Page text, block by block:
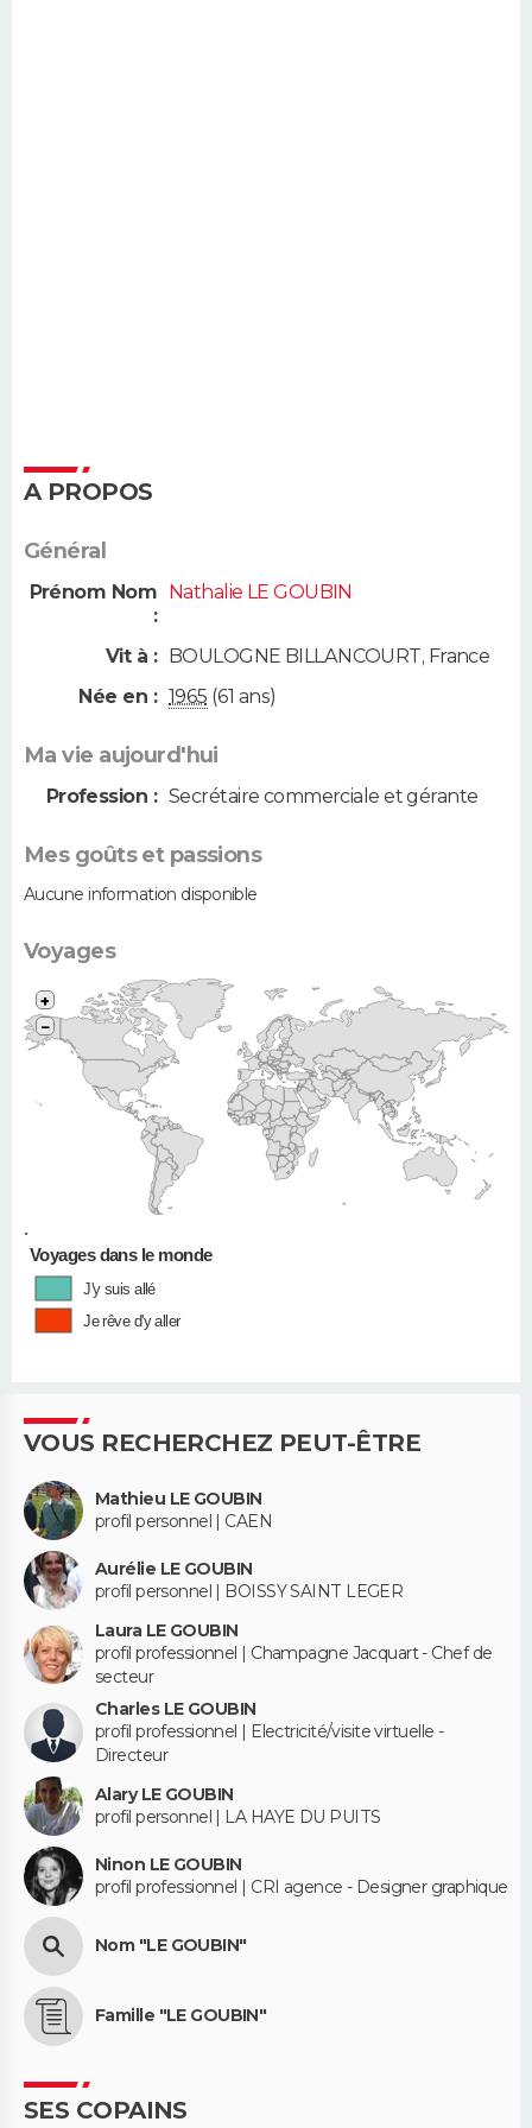
A PROPOS
Général
Prénom Nom
:
Nathalie LE GOUBIN
Vit à : BOULOGNE BILLANCOURT, France
Née en : 1965 (61 ans)
Ma vie aujourd'hui
Profession : Secrétaire commerciale et gérante
Mes goûts et passions
Aucune information disponible
Voyages
•
+
−
Voyages dans le monde
J'y suis allé
Je rêve d'y aller
VOUS RECHERCHEZ PEUT-ÊTRE
Mathieu LE GOUBIN
profil personnel | CAEN
Aurélie LE GOUBIN
profil personnel | BOISSY SAINT LEGER
Laura LE GOUBIN
profil professionnel | Champagne Jacquart - Chef de
secteur
Charles LE GOUBIN
profil professionnel | Electricité/visite virtuelle -
Directeur
Alary LE GOUBIN
profil personnel | LA HAYE DU PUITS
Ninon LE GOUBIN
profil professionnel | CRI agence - Designer graphique
Nom "LE GOUBIN"
Famille "LE GOUBIN"
SES COPAINS